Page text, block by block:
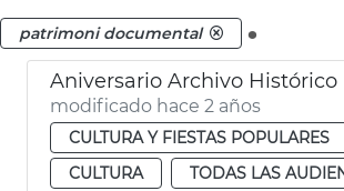
patrimoni documental .
Aniversario Archivo Histórico
modificado hace 2 años
CULTURA Y FIESTAS POPULARES
CULTURA
TODAS LAS